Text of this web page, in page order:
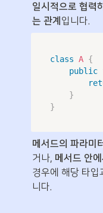
일시적으로 협력
는 관계 입니다.
class A {
public
}
}
메서드의 파라미터
거나, 메서드 안
경우에 해당 타입
니다.